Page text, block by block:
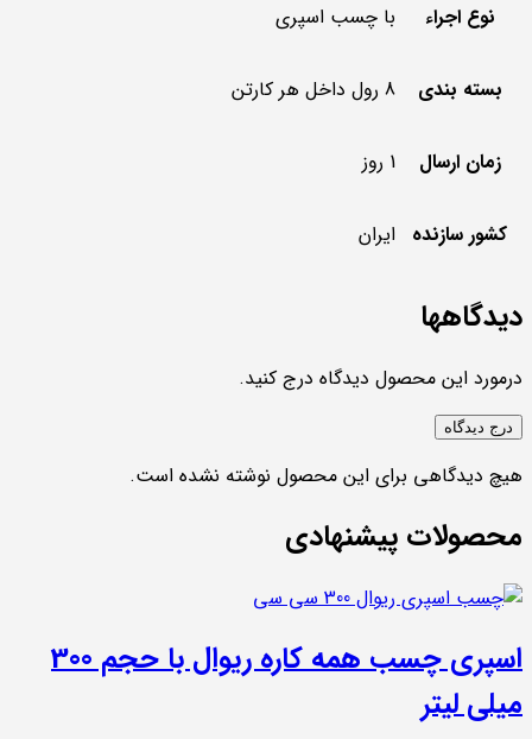
نوع اجراء با چسب اسپری
بسته بندی 8 رول داخل هر کارتن
زمان ارسال 1 روز
کشور سازنده ایران
دیدگاهها
درمورد این محصول دیدگاه درج کنید.
درج دیدگاه
هیچ دیدگاهی برای این محصول نوشته نشده است.
محصولات پیشنهادی
اسپری چسب همه کاره ریوال با حجم 300
میلی لیتر